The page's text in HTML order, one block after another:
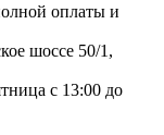
оплаты и
шоссе 50/1,
с 13:00 до